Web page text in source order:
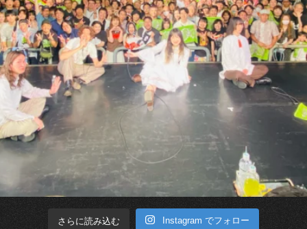
さらに読み込む Instagram でフォロー